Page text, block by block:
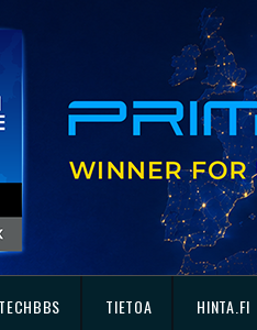
TECHBBS TIETOA HINTA.FI